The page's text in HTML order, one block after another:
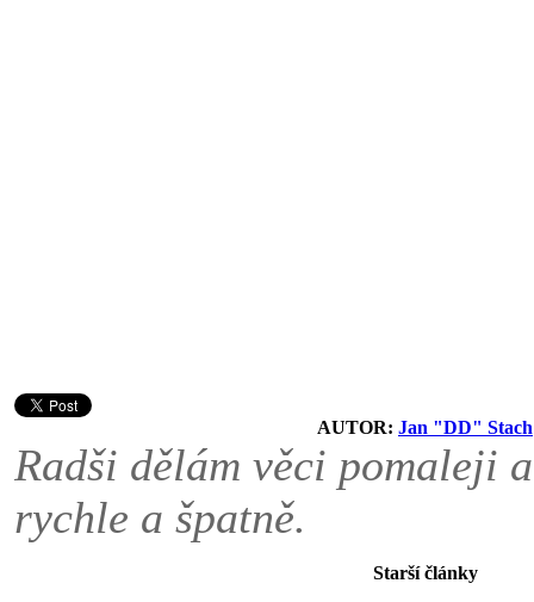
AUTOR: Jan "DD" Stach
Radši dělám věci pomaleji
rychle a špatně.
Starší články